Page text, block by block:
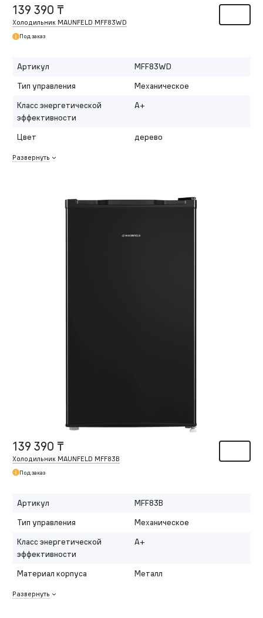
139 390 ₸
Холодильник MAUNFELD MFF83WD
Под заказ
Артикул
MFF83WD
Тип управления
Механическое
Класс энергетической
эффективности
A+
Цвет дерево
Развернуть
139 390 ₸
Холодильник MAUNFELD MFF83B
Под заказ
Артикул
MFF83B
Тип управления
Механическое
Класс энергетической
эффективности
A+
Материал корпуса Металл
Развернуть